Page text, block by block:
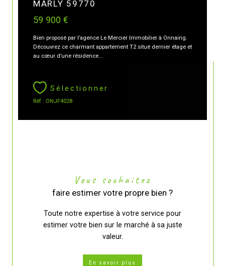
MARLY 59770
59 900 €
Bien proposé par l’agence Le Mercier Immobilier à Onnaing.
Découvrez ce charmant appartement T2 situé dernier étage et
au cœur d’une résidence...
Sélectionner
Réf : ONJF4028
Vous souhaitez
faire estimer votre propre bien ?
Toute notre expertise à votre service pour
estimer votre bien sur le marché à sa juste
valeur.
En savoir plus